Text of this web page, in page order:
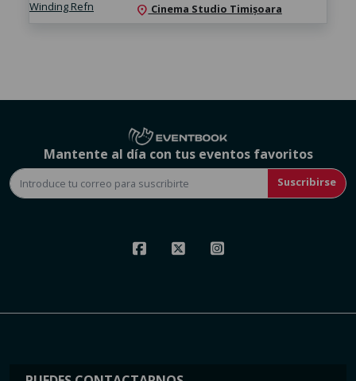
location_on Cinema Studio Timișoara
Mantente al día con tus eventos favoritos
Suscribirse